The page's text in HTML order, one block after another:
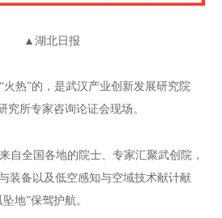
▲湖北日报
热”的，是武汉产业创新发展研究院
究所专家咨询论证会现场。
自全国各地的院士、专家汇聚武创院，
装备以及低空感知与空域技术献计献
地”保驾护航。